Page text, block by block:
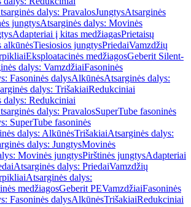
dalys: PravalosJungtysAtsarginės
jungtysAtsarginės dalys: Movinės
Adapteriai į kitas medžiagasPrietaisų
alkūnėsTiesiosios jungtysPriedaiVamzdžių
Eksploatacinės medžiagosGeberit Silent-
dalys: VamzdžiaiFasoninės
Fasoninės dalysAlkūnėsAtsarginės dalys:
dalys: TrišakiaiRedukciniai
dalys: Redukciniai
dalys: PravalosSuperTube fasoninės
SuperTube fasoninės
dalys: AlkūnėsTrišakiaiAtsarginės dalys:
dalys: JungtysMovinės
Movinės jungtysPirštinės jungtysAdapteriai
Atsarginės dalys: PriedaiVamzdžių
Atsarginės dalys:
medžiagosGeberit PEVamzdžiaiFasoninės
Fasoninės dalysAlkūnėsTrišakiaiRedukciniai